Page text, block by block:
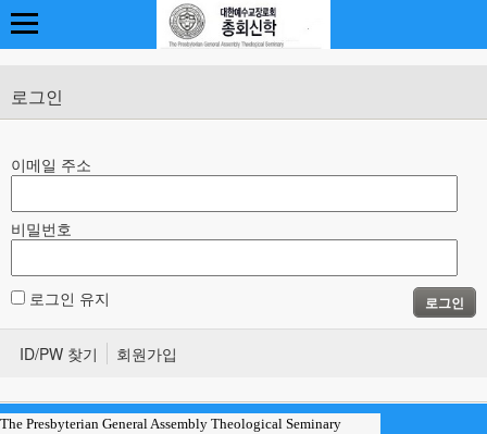
로그인
이메일 주소
비밀번호
로그인 유지 로그인
ID/PW 찾기 회원가입
The Presbyterian General Assembly Theological Seminary